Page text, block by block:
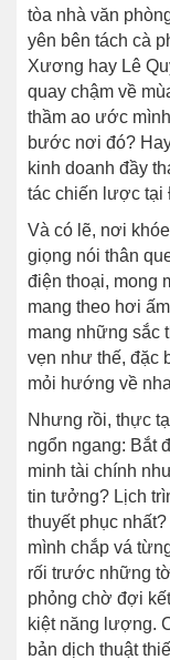
tòa nhà văn
yên bên tách cà
Xương hay Lê
quay chậm về
thầm ao ước
bước nơi đó?
kinh doanh đầy
tác chiến lược tại
Và có lẽ, nơi
giọng nói thân
điện thoại, mong
mang theo hơi
mang những sắc
vẹn như thế, đặc
mỏi hướng về
Nhưng rồi, thực
ngổn ngang: Bắt
minh tài chính
tin tưởng? Lịch
thuyết phục
mình chắp vá
rối trước những
phỏng chờ đợi
kiệt năng lượng.
bản dịch thuật